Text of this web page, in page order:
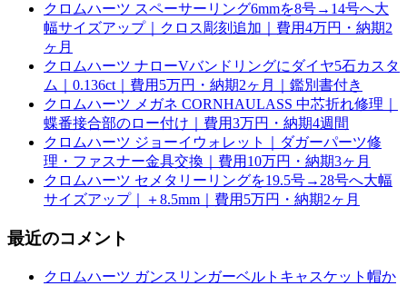
クロムハーツ スペーサーリング6mmを8号→14号へ大
幅サイズアップ｜クロス彫刻追加｜費用4万円・納期2
ヶ月
クロムハーツ ナローVバンドリングにダイヤ5石カスタ
ム｜0.136ct｜費用5万円・納期2ヶ月｜鑑別書付き
クロムハーツ メガネ CORNHAULASS 中芯折れ修理｜
蝶番接合部のロー付け｜費用3万円・納期4週間
クロムハーツ ジョーイウォレット｜ダガーパーツ修
理・ファスナー金具交換｜費用10万円・納期3ヶ月
クロムハーツ セメタリーリングを19.5号→28号へ大幅
サイズアップ｜＋8.5mm｜費用5万円・納期2ヶ月
最近のコメント
クロムハーツ ガンスリンガーベルトキャスケット帽か